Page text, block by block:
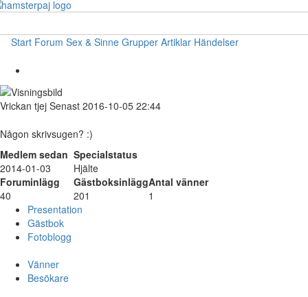
Start Forum Sex & Sinne Grupper Artiklar Händelser
Vrickan tjej Senast 2016-10-05 22:44
Någon skrivsugen? :)
Medlem sedan Specialstatus
2014-01-03
Hjälte
Foruminlägg
GästboksinläggAntal vänner
40
201
1
Presentation
Gästbok
Fotoblogg
Vänner
Besökare